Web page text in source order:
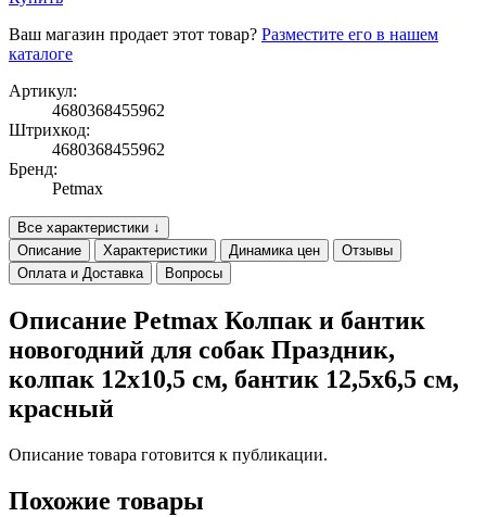
Ваш магазин продает этот товар? Разместите его в нашем
каталоге
Артикул:
4680368455962
Штрихкод:
4680368455962
Бренд:
Petmax
Все характеристики ↓
Описание
Характеристики Динамика цен
Отзывы
Оплата и Доставка
Вопросы
Описание Petmax Колпак и бантик
новогодний для собак Праздник,
колпак 12х10,5 см, бантик 12,5х6,5 см,
красный
Описание товара готовится к публикации.
Похожие товары